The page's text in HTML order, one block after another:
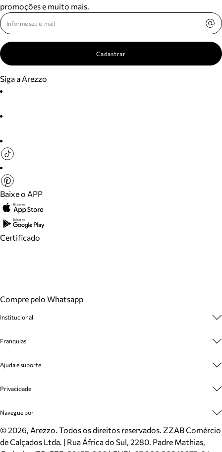
promoções e muito mais.
Cadastrar
Siga a Arezzo
Baixe o APP
Certificado
Compre pelo Whatsapp
Institucional
Cashback
Venda Corporativa
Mapa do Site
Inverno
Mundo Arezzo
Franquias
Plano de Negócio
Ajuda e suporte
Cadastro
Meus Pedidos
Trocas e Devoluções
Cartão Presente
Privacidade
Politica e Privacidade
Navegue por
Sapatos
Bolsas
©2026, Arezzo. Todos os direitos reservados. ZZAB Comércio
de Calçados Ltda. | Rua África do Sul, 2280. Padre Mathias,